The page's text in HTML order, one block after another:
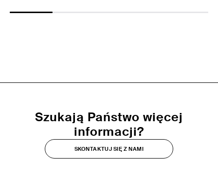
Szukają Państwo więcej
informacji?
SKONTAKTUJ SIĘ Z NAMI